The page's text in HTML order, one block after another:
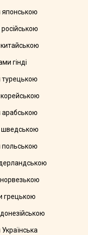
японською
гінді
турецькою
корейською
арабською
шведською
польською
грецькою